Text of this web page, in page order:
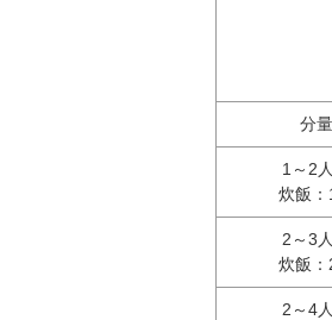
分量
1～2
炊飯：
2～3
炊飯：
2～4